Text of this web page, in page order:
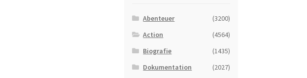
Abenteuer
(3200)
Action
(4564)
Biografie
(1435)
Dokumentation
(2027)